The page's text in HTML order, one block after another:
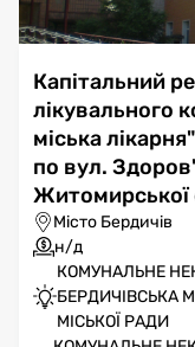
Капітальний
лікувального
міська
по вул.
Житомирської
Місто Бердичів
н/д
КОМУНАЛЬНЕ
БЕРДИЧІВСЬКА
МІСЬКОЇ РАДИ